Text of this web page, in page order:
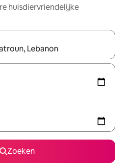
huisdiervriendelijke
zijn, maak je een keuze
Zoeken